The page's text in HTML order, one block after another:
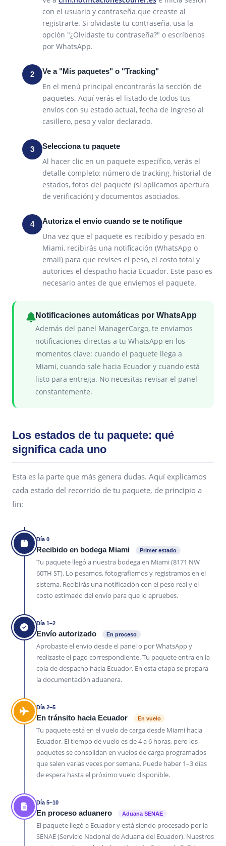
con el usuario y contraseña que creaste al
registrarte. Si olvidaste tu contraseña, usa la
opción "¿Olvidaste tu contraseña?" o escríbenos
por WhatsApp.
2 Ve a "Mis paquetes" o "Tracking"
En el menú principal encontrarás la sección de
paquetes. Aquí verás el listado de todos tus
envíos con su estado actual, fecha de ingreso al
casillero, peso y valor declarado.
3 Selecciona tu paquete
Al hacer clic en un paquete específico, verás el
detalle completo: número de tracking, historial de
estados, fotos del paquete (si aplicamos apertura
de verificación) y documentos asociados.
4 Autoriza el envío cuando se te notifique
Una vez que el paquete es recibido y pesado en
Miami, recibirás una notificación (WhatsApp o
email) para que revises el peso, el costo total y
autorices el despacho hacia Ecuador. Este paso es
necesario antes de que enviemos el paquete.
Notificaciones automáticas por WhatsApp
Además del panel ManagerCargo, te enviamos
notificaciones directas a tu WhatsApp en los
momentos clave: cuando el paquete llega a
Miami, cuando sale hacia Ecuador y cuando está
listo para entrega. No necesitas revisar el panel
constantemente.
Los estados de tu paquete: qué
significa cada uno
Esta es la parte que más genera dudas. Aquí explicamos
cada estado del recorrido de tu paquete, de principio a
fin:
Día 0
Recibido en bodega Miami Primer estado
Tu paquete llegó a nuestra bodega en Miami (8171 NW
60TH ST). Lo pesamos, fotografiamos y registramos en el
sistema. Recibirás una notificación con el peso real y el
costo estimado del envío para que lo apruebes.
Día 1–2
Envío autorizado En proceso
Aprobaste el envío desde el panel o por WhatsApp y
realizaste el pago correspondiente. Tu paquete entra en la
cola de despacho hacia Ecuador. En esta etapa se prepara
la documentación aduanera.
Día 2–5
En tránsito hacia Ecuador En vuelo
Tu paquete está en el vuelo de carga desde Miami hacia
Ecuador. El tiempo de vuelo es de 4 a 6 horas, pero los
paquetes se consolidan en vuelos de carga programados
que salen varias veces por semana. Puede haber 1–3 días
de espera hasta el próximo vuelo disponible.
Día 5–10
En proceso aduanero Aduana SENAE
El paquete llegó a Ecuador y está siendo procesado por la
SENAE (Servicio Nacional de Aduana del Ecuador). Nuestros